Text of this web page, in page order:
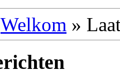
Welkom »